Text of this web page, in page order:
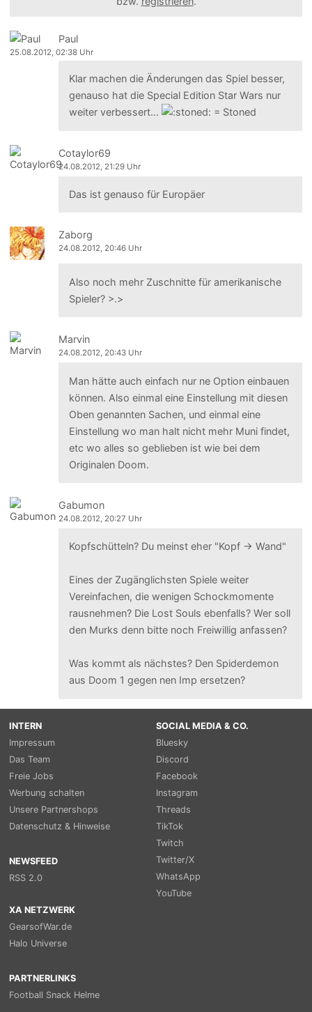
Paul
25.08.2012, 02:38 Uhr
Klar machen die Änderungen das Spiel besser,
genauso hat die Special Edition Star Wars nur
weiter verbessert...
Cotaylor69
24.08.2012, 21:29 Uhr
Das ist genauso für Europäer
Zaborg
24.08.2012, 20:46 Uhr
Also noch mehr Zuschnitte für amerikanische
Spieler? >.>
Marvin
24.08.2012, 20:43 Uhr
Man hätte auch einfach nur ne Option einbauen
können. Also einmal eine Einstellung mit diesen
Oben genannten Sachen, und einmal eine
Einstellung wo man halt nicht mehr Muni findet,
etc wo alles so geblieben ist wie bei dem
Originalen Doom.
Gabumon
24.08.2012, 20:27 Uhr
Kopfschütteln? Du meinst eher "Kopf -> Wand"
Eines der Zugänglichsten Spiele weiter
Vereinfachen, die wenigen Schockmomente
rausnehmen? Die Lost Souls ebenfalls? Wer soll
den Murks denn bitte noch Freiwillig anfassen?
Was kommt als nächstes? Den Spiderdemon
aus Doom 1 gegen nen Imp ersetzen?
INTERN
Impressum
Das Team
Freie Jobs
Werbung schalten
Unsere Partnershops
Datenschutz & Hinweise
NEWSFEED
RSS 2.0
SOCIAL MEDIA & CO.
Bluesky
Discord
Facebook
Instagram
Threads
TikTok
Twitch
Twitter/X
WhatsApp
YouTube
XA NETZWERK
GearsofWar.de
Halo Universe
PARTNERLINKS
Football Snack Helme